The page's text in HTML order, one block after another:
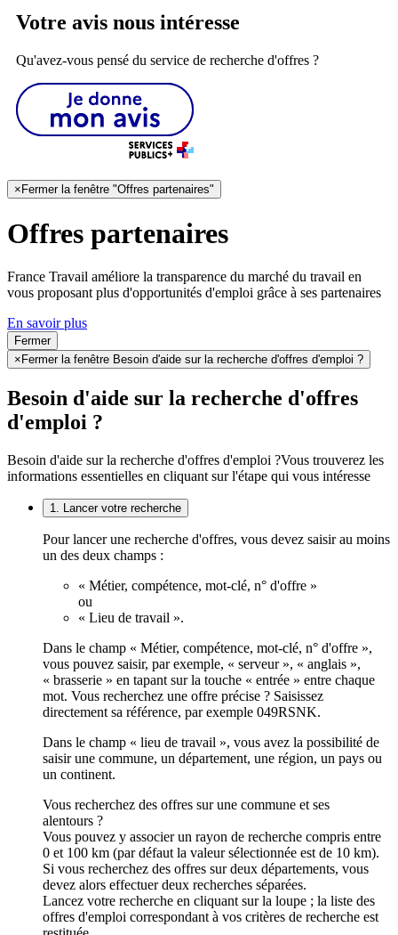
Votre avis nous intéresse
Qu'avez-vous pensé du service de recherche d'offres ?
×Fermer la fenêtre "Offres partenaires"
Offres partenaires
France Travail améliore la transparence du marché du travail en
vous proposant plus d'opportunités d'emploi grâce à ses partenaires
En savoir plus
Fermer
× Fermer la fenêtre Besoin d'aide sur la recherche d'offres d'emploi ?
Besoin d'aide sur la recherche d'offres
d'emploi ?
Besoin d'aide sur la recherche d'offres d'emploi ?Vous trouverez les
informations essentielles en cliquant sur l'étape qui vous intéresse
1. Lancer votre recherche
Pour lancer une recherche d'offres, vous devez saisir au moins
un des deux champs :
« Métier, compétence, mot-clé, n° d'offre »
ou
« Lieu de travail ».
Dans le champ « Métier, compétence, mot-clé, n° d'offre »,
vous pouvez saisir, par exemple, « serveur », « anglais »,
« brasserie » en tapant sur la touche « entrée » entre chaque
mot. Vous recherchez une offre précise ? Saisissez
directement sa référence, par exemple 049RSNK.
Dans le champ « lieu de travail », vous avez la possibilité de
saisir une commune, un département, une région, un pays ou
un continent.
Vous recherchez des offres sur une commune et ses
alentours ?
Vous pouvez y associer un rayon de recherche compris entre
0 et 100 km (par défaut la valeur sélectionnée est de 10 km).
Si vous recherchez des offres sur deux départements, vous
devez alors effectuer deux recherches séparées.
Lancez votre recherche en cliquant sur la loupe ; la liste des
offres d'emploi correspondant à vos critères de recherche est